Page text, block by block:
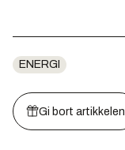
ENERGI
Gi bort artikkelen